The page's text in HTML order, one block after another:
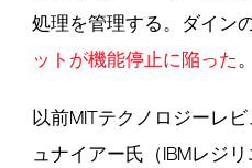
処理を管理する。ダイン
ットが機能停止に陥った。
以前MITテクノロジーレ
ュナイアー氏（IBMレジ